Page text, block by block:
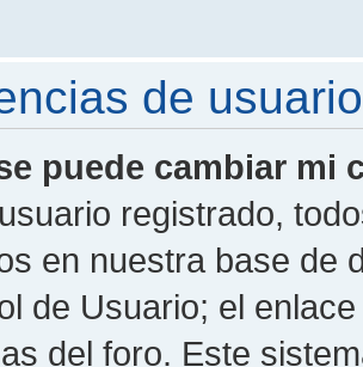
de
puede cambiar mi
registrado,
en nuestra base de
de Usuario; el
del foro. Este